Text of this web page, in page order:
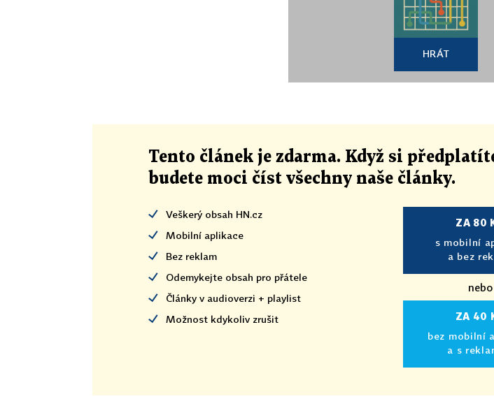
HRÁT
Tento článek je zdarma. Když si
budete moci číst všechny naše články.
Veškerý obsah HN.cz
Mobilní aplikace
Bez reklam
Odemykejte obsah pro přátele
Články v audioverzi + playlist
Možnost kdykoliv zrušit
ZA 80
s mobilní
a bez
nebo
ZA 40
bez mobilní
a s